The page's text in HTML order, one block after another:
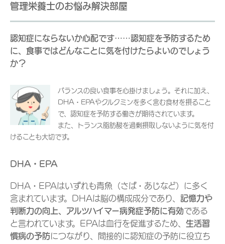
管理栄養士のお悩み解決部屋
認知症にならないか心配です……認知症を予防するため
に、食事ではどんなことに気を付けたらよいのでしょう
か？
バランスの良い食事を心掛けましょう。それに加え、
DHA・EPAやクルクミンを多く含む食材を摂ること
で、認知症を予防する働きが期待されています。
また、トランス脂肪酸を過剰摂取しないように気を付
けることも大切です。
DHA・EPA
DHA・EPAはいずれも青魚（さば・あじなど）に多く
含まれています。DHAは脳の構成成分であり、 記憶力や
判断力の向上、アルツハイマー病発症予防に有効である
と言われています。EPAは血行を促進するため、 生活習
慣病の予防につながり、間接的に認知症の予防に役立ち